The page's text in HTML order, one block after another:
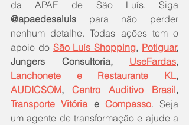
@apaedesaluis para não perder
nenhum detalhe. Todas ações tem o
apoio do São Luís Shopping, Potiguar,
Jungers Consultoria, UseFardas
Lanchonete e Restaurante KL
AUDICSOM, Centro Auditivo Brasil
Transporte Vitória e Compasso. Seja
um agente de transformação e ajude a